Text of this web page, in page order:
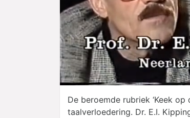
De beroemde rubriek ‘Keek
taalverloedering. Dr. E.I.